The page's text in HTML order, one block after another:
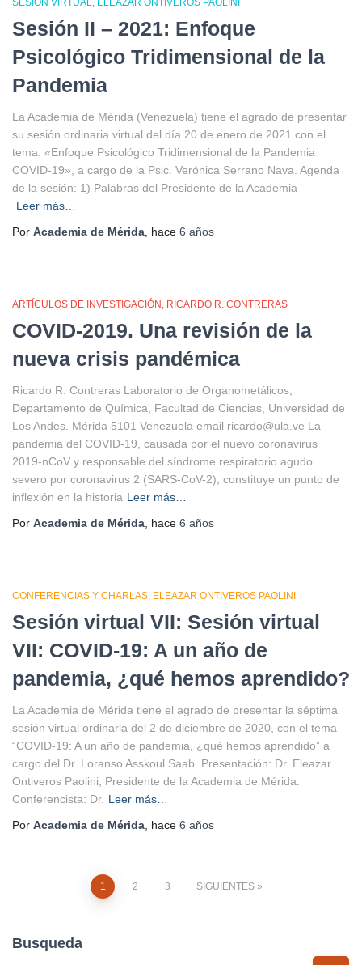
SESIÓN VIRTUAL ELEAZAR ONTIVEROS PAOLINI
Sesión II – 2021: Enfoque
Psicológico Tridimensional de la
Pandemia
La Academia de Mérida (Venezuela) tiene el agrado de presentar
su sesión ordinaria virtual del día 20 de enero de 2021 con el
tema: «Enfoque Psicológico Tridimensional de la Pandemia
COVID-19», a cargo de la Psic. Verónica Serrano Nava. Agenda
de la sesión: 1) Palabras del Presidente de la Academia
Leer más…
Por Academia de Mérida , hace 6 años
ARTÍCULOS DE INVESTIGACIÓN RICARDO R. CONTRERAS
COVID-2019. Una revisión de la
nueva crisis pandémica
Ricardo R. Contreras Laboratorio de Organometálicos,
Departamento de Química, Facultad de Ciencias, Universidad de
Los Andes. Mérida 5101 Venezuela email ricardo@ula.ve La
pandemia del COVID-19, causada por el nuevo coronavirus
2019-nCoV y responsable del síndrome respiratorio agudo
severo por coronavirus 2 (SARS-CoV-2), constituye un punto de
inflexión en la historia Leer más…
Por Academia de Mérida , hace 6 años
CONFERENCIAS Y CHARLAS ELEAZAR ONTIVEROS PAOLINI
Sesión virtual VII: Sesión virtual
VII: COVID-19: A un año de
pandemia, ¿qué hemos aprendido?
La Academia de Mérida tiene el agrado de presentar la séptima
sesión virtual ordinaria del 2 de diciembre de 2020, con el tema
“COVID-19: A un año de pandemia, ¿qué hemos aprendido” a
cargo del Dr. Loranso Asskoul Saab. Presentación: Dr. Eleazar
Ontiveros Paolini, Presidente de la Academia de Mérida.
Conferencista: Dr. Leer más…
Por Academia de Mérida , hace 6 años
Paginación
1 2 3 SIGUIENTES
Busqueda